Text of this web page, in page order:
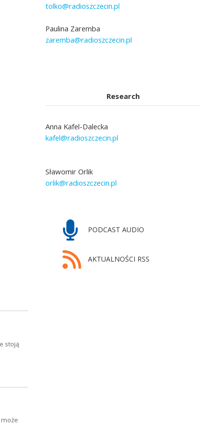
tolko@radioszczecin.pl
Paulina Zaremba
zaremba@radioszczecin.pl
Research
Anna Kafel-Dalecka
kafel@radioszczecin.pl
Sławomir Orlik
orlik@radioszczecin.pl
PODCAST AUDIO
AKTUALNOŚCI RSS
stoją